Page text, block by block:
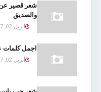
شعر قصير
والصديق
أبريل 02, 2017
اجمل كلمات
أبريل 02, 2017